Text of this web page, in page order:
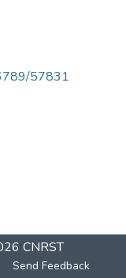
57831
CNRST
Send Feedback